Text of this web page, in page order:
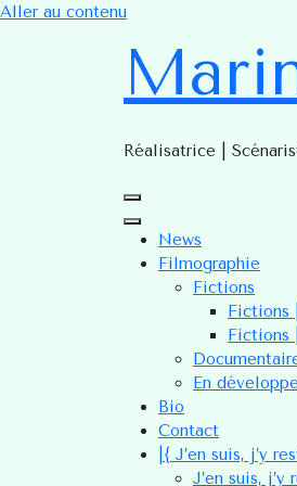
Aller au contenu
Réalisatrice |
News
Filmographie
Fictions
Fictions
Fictions
En
Bio
Contact
|{ J’en suis, j’y
J’en suis,